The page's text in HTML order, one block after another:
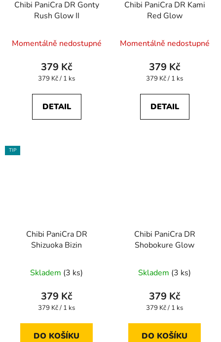
Chibi PaniCra DR Gonty
Rush Glow II
Momentálně nedostupné
379 Kč
Měrná
379 Kč / 1 ks
DETAIL
Chibi PaniCra DR Kami
Red Glow
Momentálně nedostupné
379 Kč
Měrná
379 Kč / 1 ks
DETAIL
TIP
Chibi PaniCra DR
Shizuoka Bizin
Skladem (3 ks)
379 Kč
Měrná
379 Kč / 1 ks
DO KOŠÍKU
Chibi PaniCra DR
Shobokure Glow
Skladem (3 ks)
379 Kč
Měrná
379 Kč / 1 ks
DO KOŠÍKU